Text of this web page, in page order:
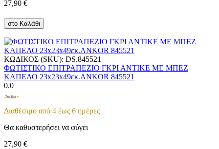
27,90 €
στο Καλάθι
ΚΩΔΙΚΟΣ (SKU): DS.845521
ΦΩΤΙΣΤΙΚΟ ΕΠΙΤΡΑΠΕΖΙΟ ΓΚΡΙ ΑΝΤΙΚΕ ΜΕ ΜΠΕΖ
ΚΑΠΕΛΟ 23x23x49εκ.ANKOR 845521
0.0
Διαθέσιμο από 4 έως 6 ημέρες
Θα καθυστερήσει να φύγει
27,90 €